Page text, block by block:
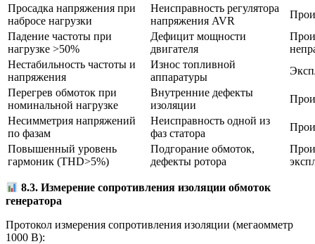
Просадка напряжения при
набросе нагрузки
Неисправность регулятора
напряжения AVR
Падение частоты при
нагрузке >50%
Дефицит мощности
двигателя
Нестабильность частоты и
напряжения
Износ топливной
аппаратуры
Перегрев обмоток при
номинальной нагрузке
Внутренние дефекты
изоляции
Несимметрия напряжений
по фазам
Неисправность одной из
фаз статора
Повышенный уровень
гармоник (THD>5%)
Подгорание обмоток,
дефекты ротора
8.3. Измерение сопротивления изоляции обмоток
генератора
Протокол измерения сопротивления изоляции (мегаомметр
1000 В):